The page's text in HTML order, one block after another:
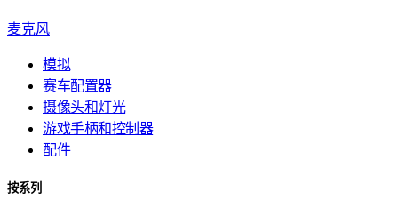
麦克风
模拟
赛车配置器
摄像头和灯光
游戏手柄和控制器
配件
按系列